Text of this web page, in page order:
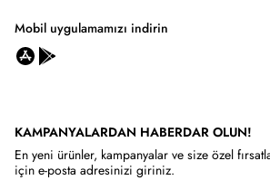
Mobil uygulamamızı indirin
KAMPANYALARDAN HABERDAR OLUN!
En yeni ürünler, kampanyalar ve size özel
için e-posta adresinizi giriniz.